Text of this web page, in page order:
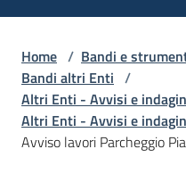
L'Agenzia
Home / Bandi e
Bandi altri Enti /
Altri Enti - Avvisi e
Altri Enti - Avvisi e
Avviso lavori Parcheggio